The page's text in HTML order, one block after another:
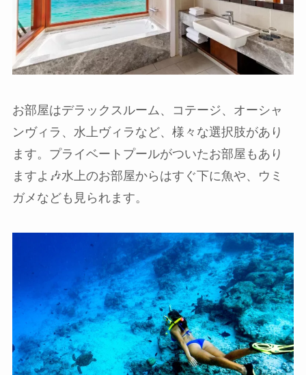
お部屋はデラックスルーム、コテージ、オーシャ
ンヴィラ、水上ヴィラなど、様々な選択肢があり
ます。プライベートプールがついたお部屋もあり
ますよ🎶水上のお部屋からはすぐ下に魚や、ウミ
ガメなども見られます。